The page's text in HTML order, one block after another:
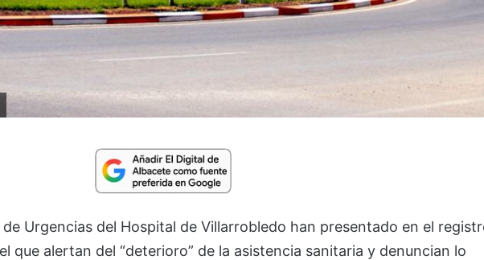
Urgencias del Hospital de Villarrobledo han presentado en el
que alertan del “deterioro” de la asistencia sanitaria y denuncian lo